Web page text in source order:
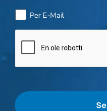
Per E-Mail